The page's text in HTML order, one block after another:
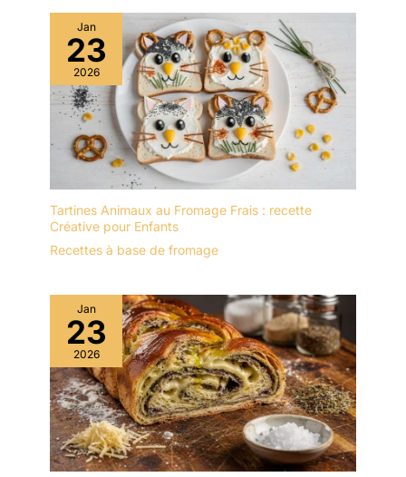
Jan
23
2026
Tartines Animaux au Fromage Frais : recette
Créative pour Enfants
Recettes à base de fromage
Jan
23
2026